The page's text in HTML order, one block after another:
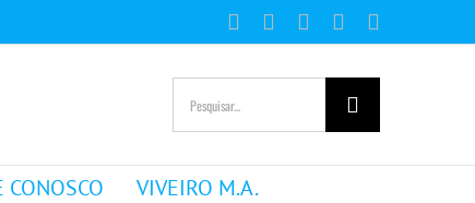
FacebookInstagramYouTubeWhatsApp
mail
Buscar
resultados
para:
CONOSCO VIVEIRO M.A.